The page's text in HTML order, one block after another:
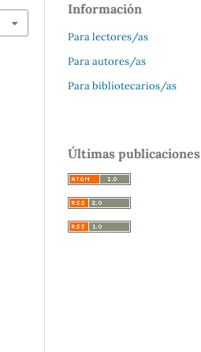
Información
Para lectores/as
Para autores/as
Para bibliotecarios/as
Últimas publicaciones